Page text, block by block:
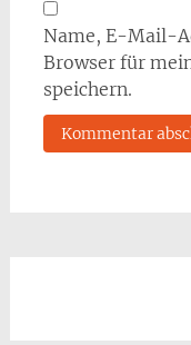
Name, E-Mail-
Browser für
speichern.